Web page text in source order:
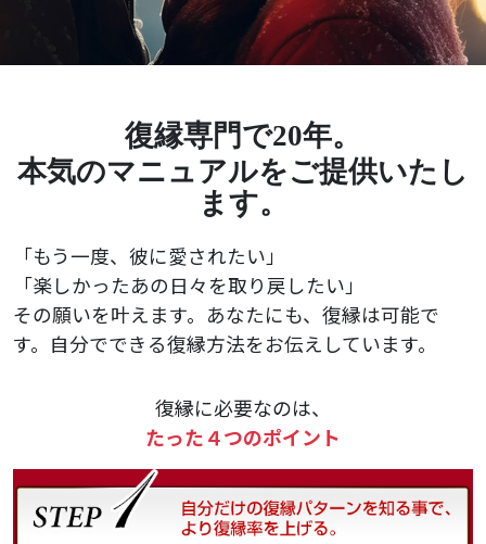
復縁専門で20年。
本気のマニュアルをご提供いたし
ます。
「もう一度、彼に愛されたい」
「楽しかったあの日々を取り戻したい」
その願いを叶えます。あなたにも、復縁は可能で
す。自分でできる復縁方法をお伝えしています。
復縁に必要なのは、
たった４つのポイント